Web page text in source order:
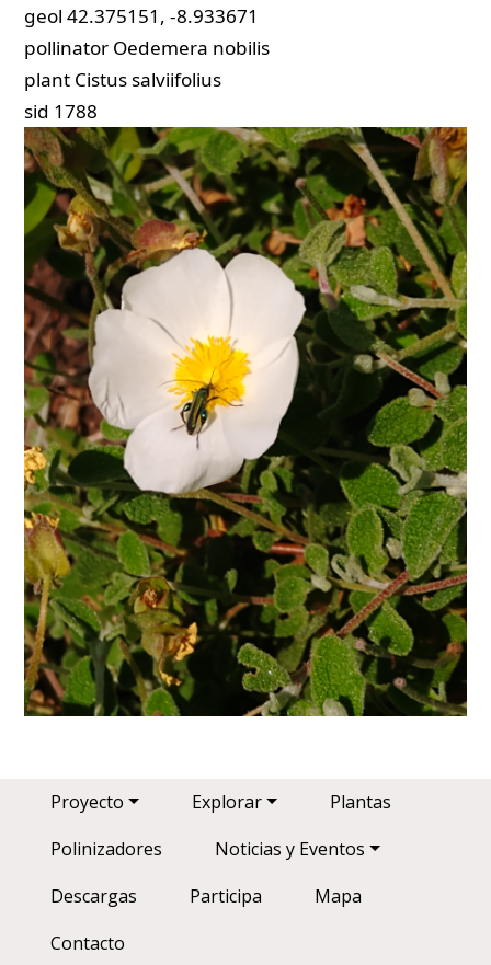
geol 42.375151, -8.933671
pollinator Oedemera nobilis
plant Cistus salviifolius
sid 1788
Main navigation
Proyecto Explorar
Plantas
Polinizadores
Noticias y Eventos
Descargas
Participa
Mapa
Contacto